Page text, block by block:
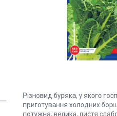
Різновид буряка, у якого
приготування холодних
потужна, велика, листя